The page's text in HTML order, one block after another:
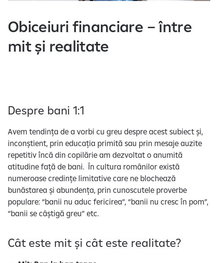
Obiceiuri financiare – între
mit și realitate
Despre bani 1:1
Avem tendința de a vorbi cu greu despre acest subiect și,
inconștient, prin educația primită sau prin mesaje auzite
repetitiv încă din copilărie am dezvoltat o anumită
atitudine față de bani. În cultura românilor există
numeroase credințe limitative care ne blochează
bunăstarea și abundența, prin cunoscutele proverbe
populare: “banii nu aduc fericirea”, “banii nu cresc în pom”,
“banii se câștigă greu” etc.
Cât este mit și cât este realitate?